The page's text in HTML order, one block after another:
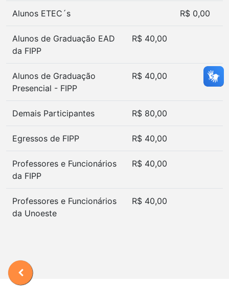
Alunos ETEC´s R$ 0,00
Alunos de Graduação EAD
da FIPP
R$ 40,00
Alunos de Graduação
Presencial - FIPP
R$ 40,00
Demais Participantes R$ 80,00
Egressos de FIPP R$ 40,00
Professores e Funcionários
da FIPP
R$ 40,00
Professores e Funcionários
da Unoeste
R$ 40,00